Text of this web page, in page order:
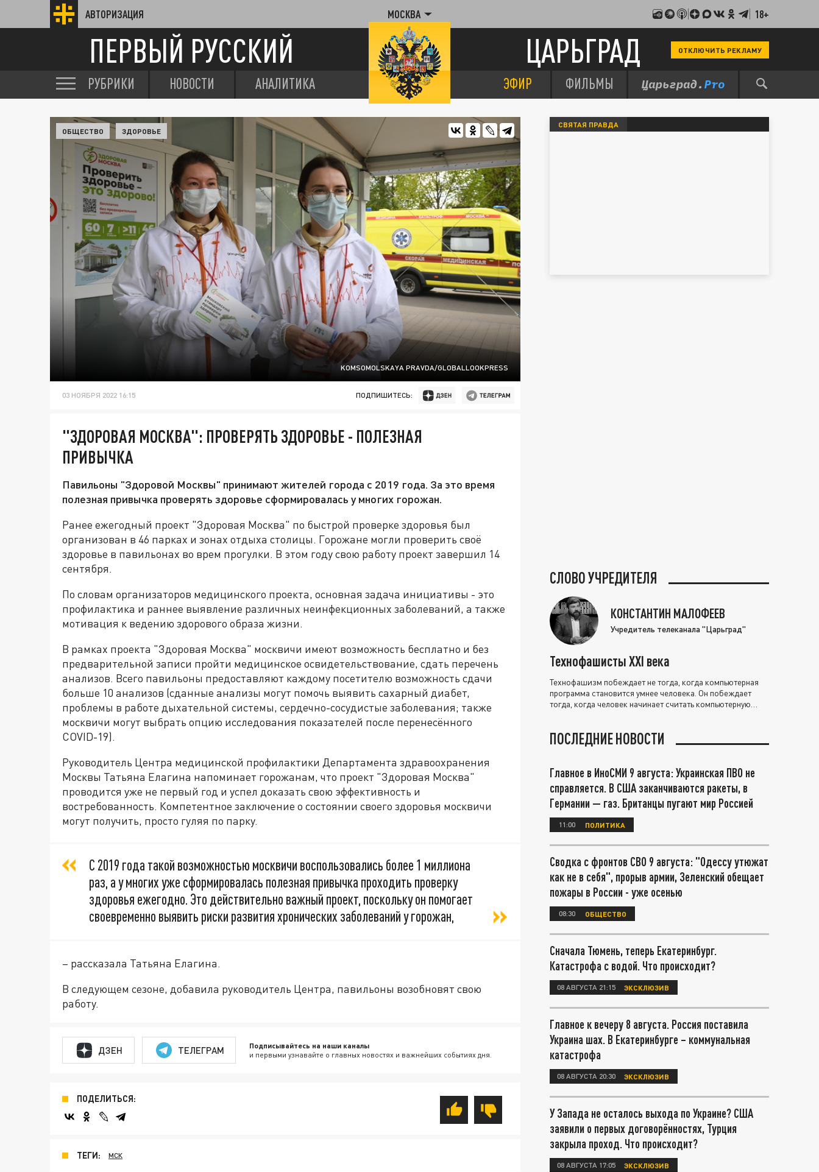
АВТОРИЗАЦИЯ МОСКВА 18+
ПЕРВЫЙ РУССКИЙ ЦАРЬГРАД ОТКЛЮЧИТЬ РЕКЛАМУ
РУБРИКИ НОВОСТИ АНАЛИТИКА ЭФИР ФИЛЬМЫ
KOMSOMOLSKAYA PRAVDA/GLOBALLOOKPRESS
ОБЩЕСТВО ЗДОРОВЬЕ
03 НОЯБРЯ 2022 16:15 ПОДПИШИТЕСЬ:
"ЗДОРОВАЯ МОСКВА": ПРОВЕРЯТЬ ЗДОРОВЬЕ - ПОЛЕЗНАЯ
ПРИВЫЧКА
Павильоны "Здоровой Москвы" принимают жителей города с 2019 года. За это время
полезная привычка проверять здоровье сформировалась у многих горожан.
Ранее ежегодный проект "Здоровая Москва" по быстрой проверке здоровья был
организован в 46 парках и зонах отдыха столицы. Горожане могли проверить своё
здоровье в павильонах во врем прогулки. В этом году свою работу проект завершил 14
сентября.
По словам организаторов медицинского проекта, основная задача инициативы - это
профилактика и раннее выявление различных неинфекционных заболеваний, а также
мотивация к ведению здорового образа жизни.
В рамках проекта "Здоровая Москва" москвичи имеют возможность бесплатно и без
предварительной записи пройти медицинское освидетельствование, сдать перечень
анализов. Всего павильоны предоставляют каждому посетителю возможность сдачи
больше 10 анализов (сданные анализы могут помочь выявить сахарный диабет,
проблемы в работе дыхательной системы, сердечно-сосудистые заболевания; также
москвичи могут выбрать опцию исследования показателей после перенесённого
COVID-19).
Руководитель Центра медицинской профилактики Департамента здравоохранения
Москвы Татьяна Елагина напоминает горожанам, что проект "Здоровая Москва"
проводится уже не первый год и успел доказать свою эффективность и
востребованность. Компетентное заключение о состоянии своего здоровья москвичи
могут получить, просто гуляя по парку.
С 2019 года такой возможностью москвичи воспользовались более 1 миллиона
раз, а у многих уже сформировалась полезная привычка проходить проверку
здоровья ежегодно. Это действительно важный проект, поскольку он помогает
своевременно выявить риски развития хронических заболеваний у горожан,
– рассказала Татьяна Елагина.
В следующем сезоне, добавила руководитель Центра, павильоны возобновят свою
работу.
ДЗЕН ТЕЛЕГРАМ Подписывайтесь на наши каналы
и первыми узнавайте о главных новостях и важнейших событиях дня.
ПОДЕЛИТЬСЯ:
ТЕГИ: МСК
СВЯТАЯ ПРАВДА
СЛОВО УЧРЕДИТЕЛЯ
КОНСТАНТИН МАЛОФЕЕВ
Учредитель телеканала "Царьград"
Технофашисты XXI века
Технофашизм побеждает не тогда, когда компьютерная
программа становится умнее человека. Он побеждает
тогда, когда человек начинает считать компьютерную
ПОСЛЕДНИЕ НОВОСТИ
Главное в ИноСМИ 9 августа: Украинская ПВО не
справляется. В США заканчиваются ракеты, в
Германии — газ. Британцы пугают мир Россией
11:00 ПОЛИТИКА
Сводка с фронтов СВО 9 августа: "Одессу утюжат
как не в себя", прорыв армии, Зеленский обещает
пожары в России - уже осенью
08:30 ОБЩЕСТВО
Сначала Тюмень, теперь Екатеринбург.
Катастрофа с водой. Что происходит?
08 АВГУСТА 21:15 ЭКСКЛЮЗИВ
Главное к вечеру 8 августа. Россия поставила
Украина шах. В Екатеринбурге – коммунальная
катастрофа
08 АВГУСТА 20:30 ЭКСКЛЮЗИВ
У Запада не осталось выхода по Украине? США
заявили о первых договорённостях, Турция
закрыла проход. Что происходит?
08 АВГУСТА 17:05 ЭКСКЛЮЗИВ